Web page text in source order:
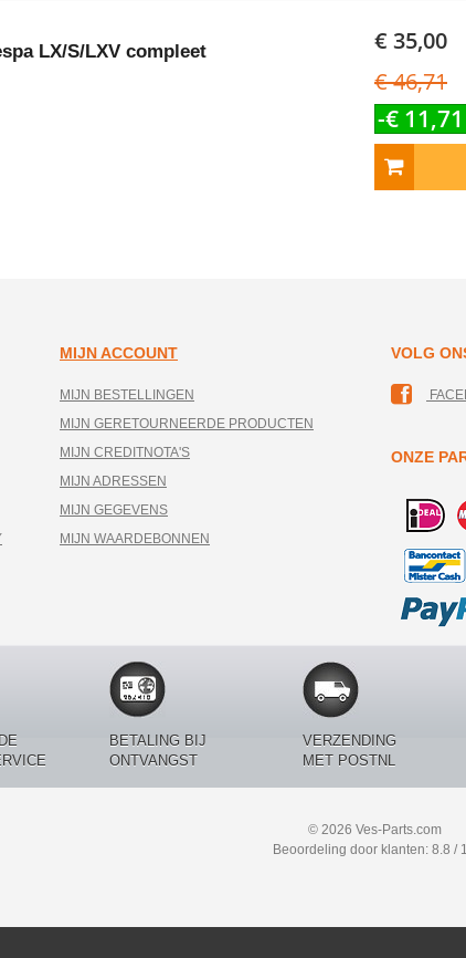
LX/S/LXV compleet
€ 35,00
€ 46,71
-€ 11,71
MIJN ACCOUNT
MIJN BESTELLINGEN
MIJN GERETOURNEERDE PRODUCTEN
MIJN CREDITNOTA'S
MIJN ADRESSEN
MIJN GEGEVENS
MIJN WAARDEBONNEN
VOLG
ONZE
BETALING BIJ
ONTVANGST
VERZENDING
MET POSTNL
© 2026 Ves-Parts.com
Beoordeling door klanten: 8.8 /